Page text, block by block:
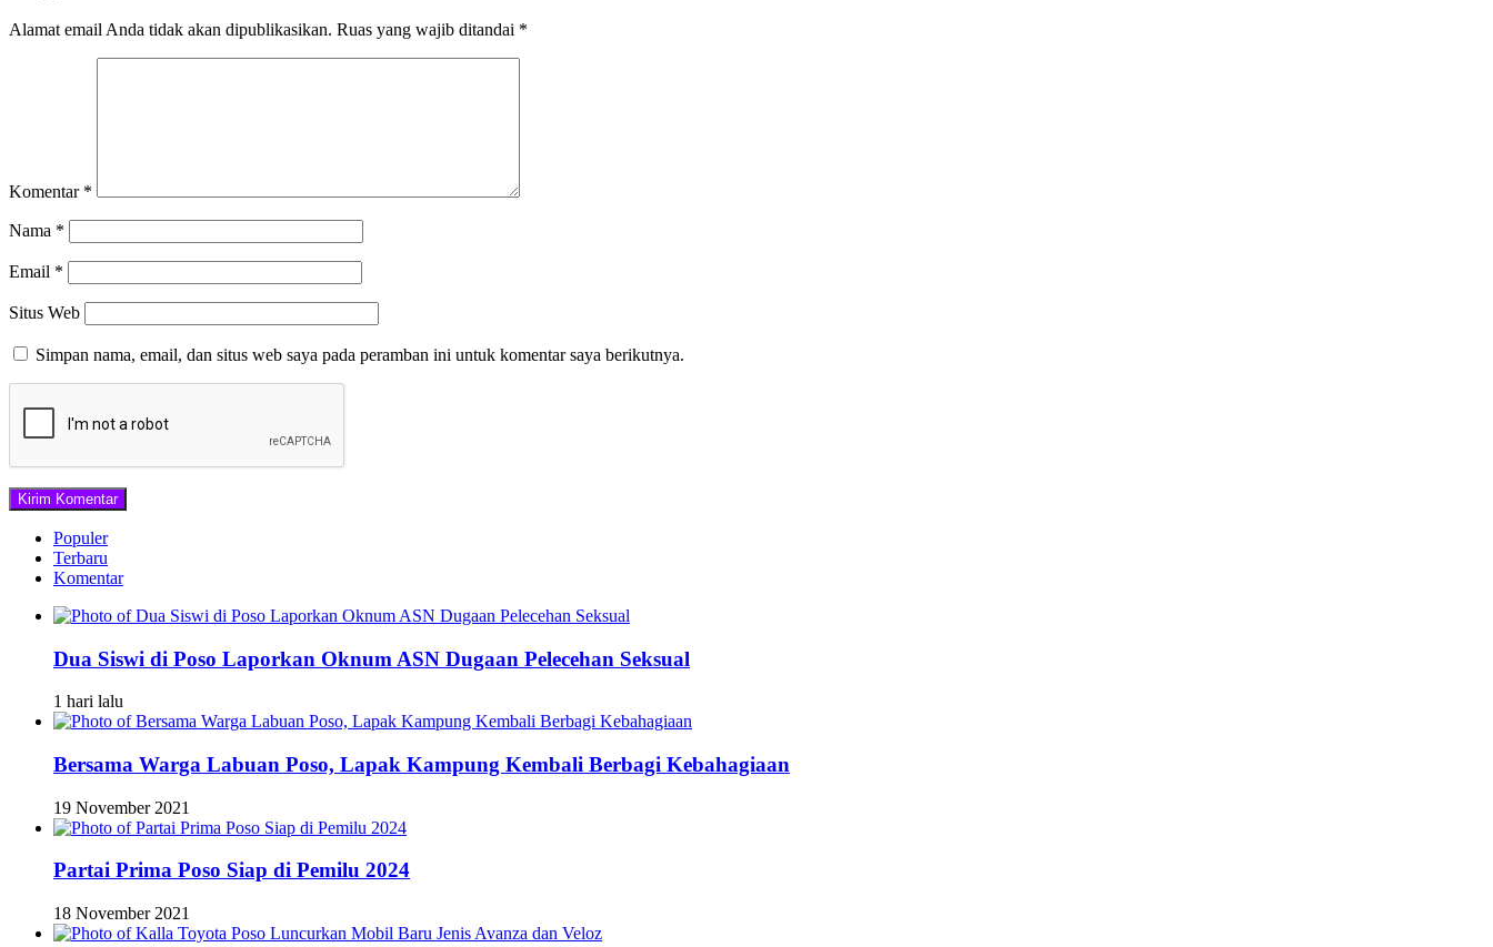
Alamat email Anda tidak akan dipublikasikan. Ruas yang wajib ditandai *
Komentar *
Nama *
Email *
Situs Web
Simpan nama, email, dan situs web saya pada peramban ini untuk komentar saya berikutnya.
Populer
Terbaru
Komentar
Dua Siswi di Poso Laporkan Oknum ASN Dugaan Pelecehan Seksual
1 hari lalu
Bersama Warga Labuan Poso, Lapak Kampung Kembali Berbagi Kebahagiaan
19 November 2021
Partai Prima Poso Siap di Pemilu 2024
18 November 2021